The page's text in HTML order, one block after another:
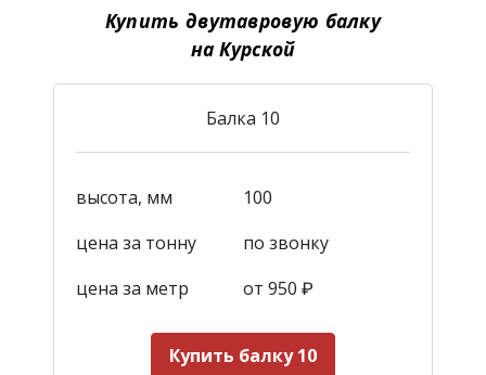
Купить двутавровую балку
на Курской
Балка 10
высота, мм
100
цена за тонну
по звонку
цена за метр
от 950 ₽
Купить балку 10